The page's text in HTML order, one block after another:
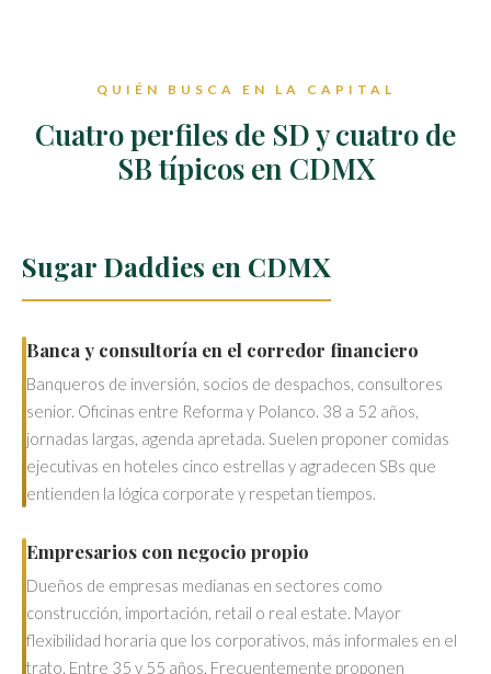
QUIÉN BUSCA EN LA CAPITAL
Cuatro perfiles de SD y cuatro de
SB típicos en CDMX
Sugar Daddies en CDMX
Banca y consultoría en el corredor financiero
Banqueros de inversión, socios de despachos, consultores
senior. Oficinas entre Reforma y Polanco. 38 a 52 años,
jornadas largas, agenda apretada. Suelen proponer comidas
ejecutivas en hoteles cinco estrellas y agradecen SBs que
entienden la lógica corporate y respetan tiempos.
Empresarios con negocio propio
Dueños de empresas medianas en sectores como
construcción, importación, retail o real estate. Mayor
flexibilidad horaria que los corporativos, más informales en el
trato. Entre 35 y 55 años. Frecuentemente proponen